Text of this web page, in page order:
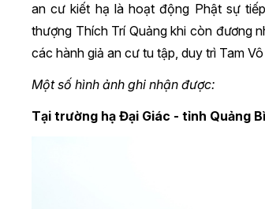
an cư kiết hạ là hoạt động Phật sự
thượng Thích Trí Quảng khi còn đương
các hành giả an cư tu tập, duy trì Tam
Một số hình ảnh ghi nhận được:
Tại trường hạ Đại Giác - tỉnh Quảng